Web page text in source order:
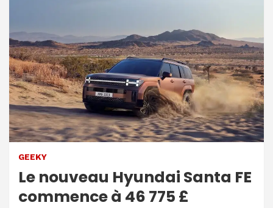
GEEKY
Le nouveau Hyundai Santa FE
commence à 46 775 £